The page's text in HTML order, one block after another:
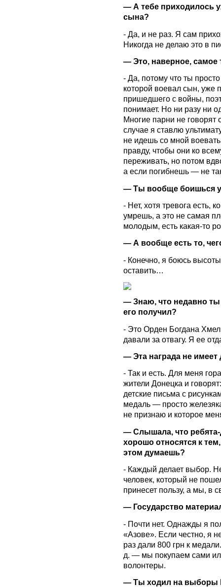
— А тебе приходилось
сына?
- Да, и не раз. Я сам
Никогда не делаю это в
— Это, наверное, самое
- Да, потому что ты
которой воевал сын, уже
пришедшего с войны,
понимает. Но ни разу ни
Многие парни не говорят
случае я ставлю
не идешь со мной
правду, чтобы они ко
переживать, но потом
а если погибнешь — не
— Ты вообще боишься
- Нет, хотя тревога есть,
умрешь, а это не самая
молодым, есть какая-то
— А вообще есть то,
- Конечно, я боюсь
оставить…
— Знаю, что недавно ты
его получил?
- Это Орден Богдана
давали за отвагу. Я ее
— Эта награда не имеет
- Так и есть. Для меня
жители Донецка и
детские письма с
медаль — просто
не признаю и которое
— Слышала, что
хорошо относятся к
этом думаешь?
- Каждый делает выбор.
человек, который не
принесет пользу, а мы, в
— Государство
- Почти нет. Однажды я
«Азове». Если честно, я
раз дали 800 грн к
д. — мы покупаем сами
волонтеры.
— Ты ходил на выборы